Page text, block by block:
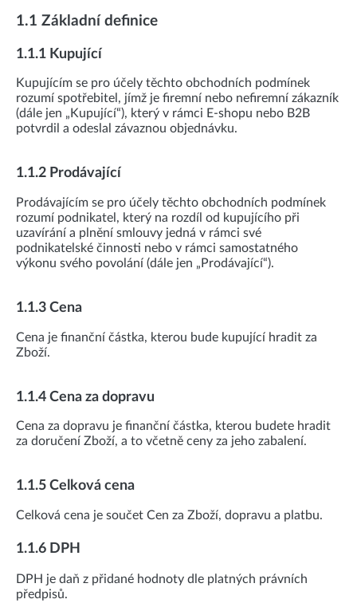
1.1 Základní definice
1.1.1 Kupující
Kupujícím se pro účely těchto obchodních podmínek
rozumí spotřebitel, jímž je firemní nebo nefiremní zákazník
(dále jen „Kupující“), který v rámci E-shopu nebo B2B
potvrdil a odeslal závaznou objednávku.
1.1.2 Prodávající
Prodávajícím se pro účely těchto obchodních podmínek
rozumí podnikatel, který na rozdíl od kupujícího při
uzavírání a plnění smlouvy jedná v rámci své
podnikatelské činnosti nebo v rámci samostatného
výkonu svého povolání (dále jen „Prodávající“).
1.1.3 Cena
Cena je finanční částka, kterou bude kupující hradit za
Zboží.
1.1.4 Cena za dopravu
Cena za dopravu je finanční částka, kterou budete hradit
za doručení Zboží, a to včetně ceny za jeho zabalení.
1.1.5 Celková cena
Celková cena je součet Cen za Zboží, dopravu a platbu.
1.1.6 DPH
DPH je daň z přidané hodnoty dle platných právních
předpisů.